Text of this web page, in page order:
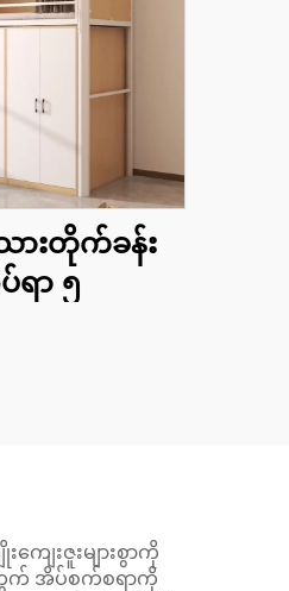
ားတိုက်ခန်း
ရာ ၅
ေးဇူးများစွာကို
တွက် အိပ်စက်စရာကို